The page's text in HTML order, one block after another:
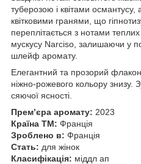
туберозою і квітами османтусу,
квітковими гранями, що
переплітається з нотами
мускусу Narciso, залишаючи у
шлейф аромату.
Елегантний та прозорий
ніжно-рожевого кольору знизу.
сяючої ясності.
Прем’єра аромату: 2023
Країна ТМ: Франція
Зроблено в: Франція
Стать: для жінок
Класифікація: міддл ап